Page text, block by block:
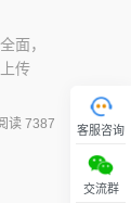
面，
传
）登
读 7387 客服咨询
交流群